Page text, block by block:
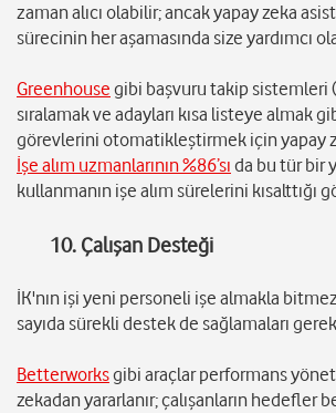
zaman alıcı olabilir; ancak yapay zeka
sürecinin her aşamasında size yardımcı
Greenhouse gibi başvuru takip sistemleri
sıralamak ve adayları kısa listeye almak
görevlerini otomatikleştirmek için yapay
İşe alım uzmanlarının %86’sı da bu tür bir
kullanmanın işe alım sürelerini kısalttığı
10. Çalışan Desteği
İK'nın işi yeni personeli işe almakla
sayıda sürekli destek de sağlamaları
Betterworksgibi araçlar performans
zekadan yararlanır; çalışanların hedefler